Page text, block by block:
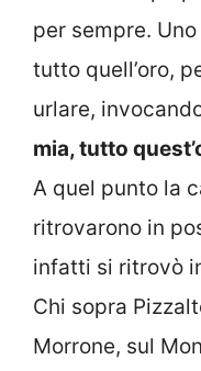
per sempre.
tutto quell’oro,
urlare,
mia, tutto
A quel punto la
ritrovarono in
infatti si ritrovò
Chi sopra
Morrone, sul